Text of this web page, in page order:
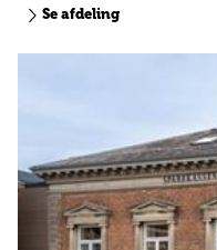
Se afdeling